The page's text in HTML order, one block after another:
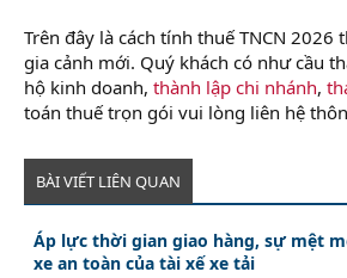
Trên đây là cách tính thuế TNCN
gia cảnh mới. Quý khách có như cầu
hộ kinh doanh, thành lập chi nhánh,
toán thuế trọn gói vui lòng liên hệ
BÀI VIẾT LIÊN QUAN
Áp lực thời gian giao hàng, sự mệt
xe an toàn của tài xế xe tải